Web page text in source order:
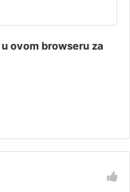
ovom browseru za